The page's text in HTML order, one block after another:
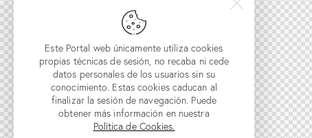
Este Portal web únicamente utiliza cookies
propias técnicas de sesión, no recaba ni cede
datos personales de los usuarios sin su
conocimiento. Estas cookies caducan al
finalizar la sesión de navegación. Puede
obtener más información en nuestra
Política de Cookies.